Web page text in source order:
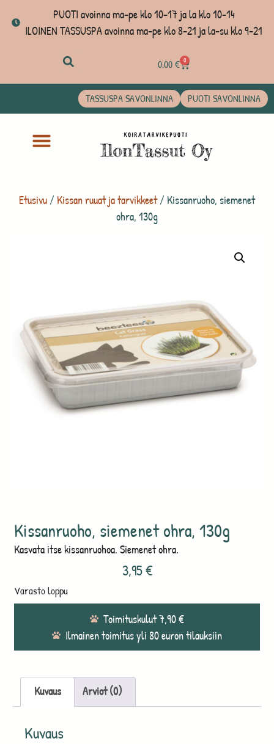
PUOTI avoinna ma-pe klo 10-17 ja la klo 10-14
ILOINEN TASSUSPA avoinna ma-pe klo 8-21 ja la-su klo 9-21
0,00€ 0
TASSUSPA SAVONLINNA PUOTI SAVONLINNA
Etusivu /Kissan ruuat ja tarvikkeet/ Kissanruoho, siemenet
ohra, 130g
Kissanruoho, siemenet ohra, 130g
Kasvata itse kissanruohoa. Siemenet ohra.
3,95€
Varasto loppu
Toimituskulut 7,90 €
Ilmainen toimitus yli 80 euron tilauksiin
Kuvaus Arviot (0)
Kuvaus